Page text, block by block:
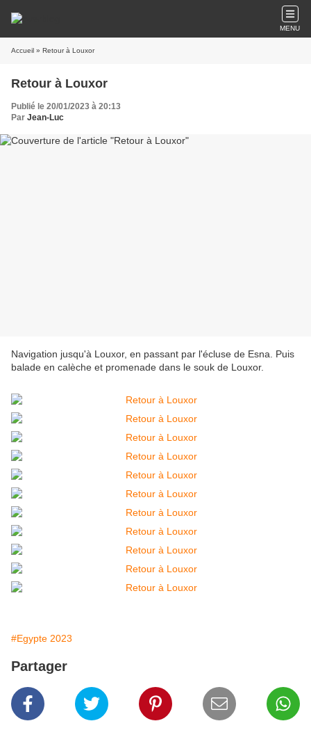
MENU
Accueil » Retour à Louxor
Retour à Louxor
Publié le 20/01/2023 à 20:13
Par Jean-Luc
Navigation jusqu'à Louxor, en passant par l'écluse de Esna. Puis
balade en calèche et promenade dans le souk de Louxor.
#Egypte 2023
Partager